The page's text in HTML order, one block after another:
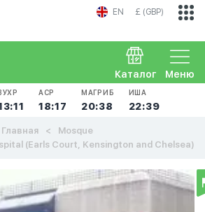
EN £ (GBP)
Меню
Каталог
АСР
18:17
МАГРИБ
20:38
ИША
22:39
Главная
Mosque
(Earls Court, Kensington and Chelsea)